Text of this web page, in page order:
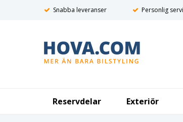
Snabba leveranser Personlig
Reservdelar Exteriör